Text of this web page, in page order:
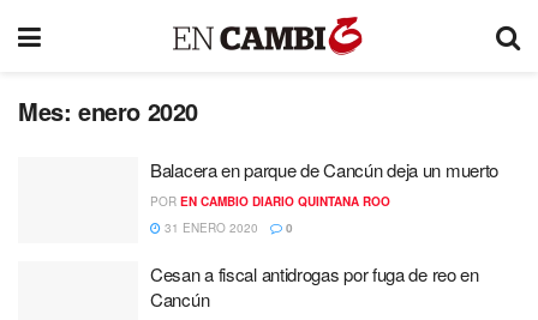
Mes: enero 2020
Balacera en parque de Cancún deja un muerto
POR EN CAMBIO DIARIO QUINTANA ROO
31 ENERO 2020
0
Cesan a fiscal antidrogas por fuga de reo en
Cancún